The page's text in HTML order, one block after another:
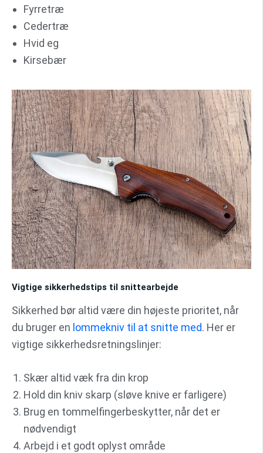
Fyrretræ
Cedertræ
Hvid eg
Kirsebær
Vigtige sikkerhedstips til snittearbejde
Sikkerhed bør altid være din højeste prioritet, når
du bruger en lommekniv til at snitte med. Her er
vigtige sikkerhedsretningslinjer:
Skær altid væk fra din krop
Hold din kniv skarp (sløve knive er farligere)
Brug en tommelfingerbeskytter, når det er
nødvendigt
Arbejd i et godt oplyst område